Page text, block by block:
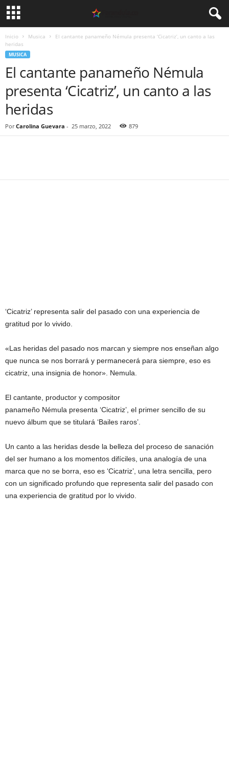
Inicio Musica
El cantante panameño Némula presenta ‘Cicatriz’, un canto a las
heridas
MUSICA
El cantante panameño Némula
presenta ‘Cicatriz’, un canto a las
heridas
Por Carolina Guevara - 25 marzo, 2022 879
‘Cicatriz’ representa salir del pasado con una experiencia de
gratitud por lo vivido.
«Las heridas del pasado nos marcan y siempre nos enseñan algo
que nunca se nos borrará y permanecerá para siempre, eso es
cicatriz, una insignia de honor». Nemula.
El cantante, productor y compositor
panameño Némula presenta ‘Cicatriz’, el primer sencillo de su
nuevo álbum que se titulará ‘Bailes raros’.
Un canto a las heridas desde la belleza del proceso de sanación
del ser humano a los momentos difíciles, una analogía de una
marca que no se borra, eso es ‘Cicatriz’, una letra sencilla, pero
con un significado profundo que representa salir del pasado con
una experiencia de gratitud por lo vivido.